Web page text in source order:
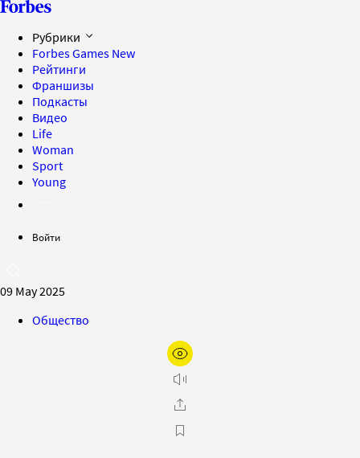
Рубрики
Forbes Games New
Рейтинги
Франшизы
Подкасты
Видео
Life
Woman
Sport
Young
Войти
09 May 2025
Общество